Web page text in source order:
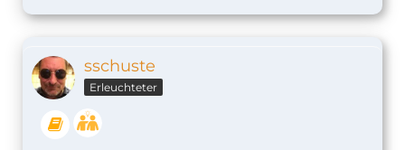
sschuste
Erleuchteter